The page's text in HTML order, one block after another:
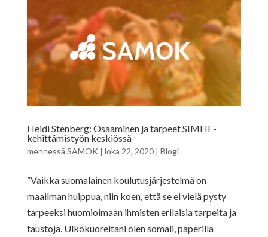
Heidi Stenberg: Osaaminen ja tarpeet SIMHE-
kehittämistyön keskiössä
mennessä SAMOK | loka 22, 2020| Blogi
”Vaikka suomalainen koulutusjärjestelmä on
maailman huippua, niin koen, että se ei vielä pysty
tarpeeksi huomioimaan ihmisten erilaisia tarpeita ja
taustoja. Ulkokuoreltani olen somali, paperilla